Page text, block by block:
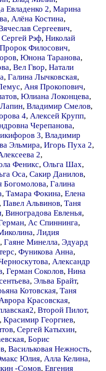
Евладенко 2, Марина
, Алёна Костина,
Сергеевич,
Сергей Рэф, Николай
Пророк Филосович,
, Юнона Таранова,
, Вел Гвор, Натали
, Галина Лычковская,
, Аня Прокопович,
, Юлиана Локонцева,
, Владимир Смелов,
4, Алексей Крупп,
Черепанова,
3, Владимир
Эльмира, Игорь Пуха 2,
2,
Феникс, Ольга Шах,
Оса, Сакир Данилов,
Богомолова, Галина
, Тамара Фокина, Елена
, Павел Альвинов, Таня
, Виноградова Евленья,
, Ас Спиннинга,
, Лидия
, Гаяне Минелла, Эдуард
, Фуникова Анна,
, Александр
, Герман Соколов, Нина
, Эльва Брайт,
Котовская, Таня
Красовская,
, Второй Пилот,
, Красимир Георгиев,
, Сергей Катыхин,
, Борис
, Васильковая Нежность,
Юлия, Алла Келина,
-Сомов, Евгения